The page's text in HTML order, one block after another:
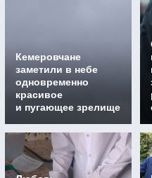
Кемеровчане
заметили в небе
одновременно
красивое
и пугающее зрелище